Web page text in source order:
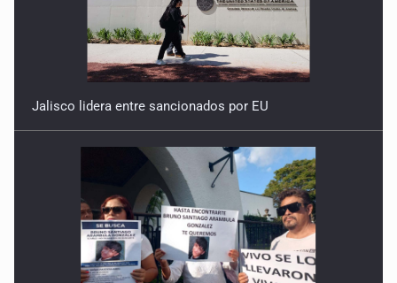
Jalisco lidera entre sancionados por EU